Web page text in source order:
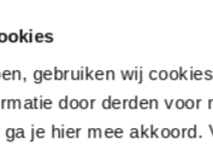
gebruiken wij
door derden voor
je hier mee akkoord.
We
woon-,